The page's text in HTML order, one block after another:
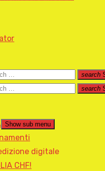
search
search
Show sub menu
digitale
CHF!